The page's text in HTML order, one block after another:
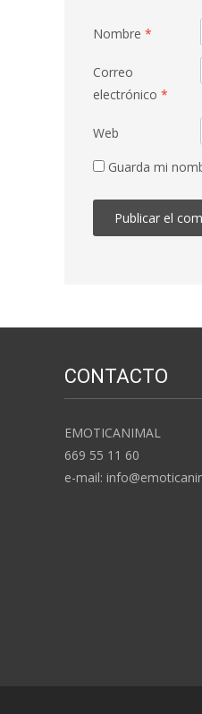
Nombre *
Correo
electrónico *
Web
Guarda mi
CONTACTO
EMOTICANIMAL
669 55 11 60
e-mail: